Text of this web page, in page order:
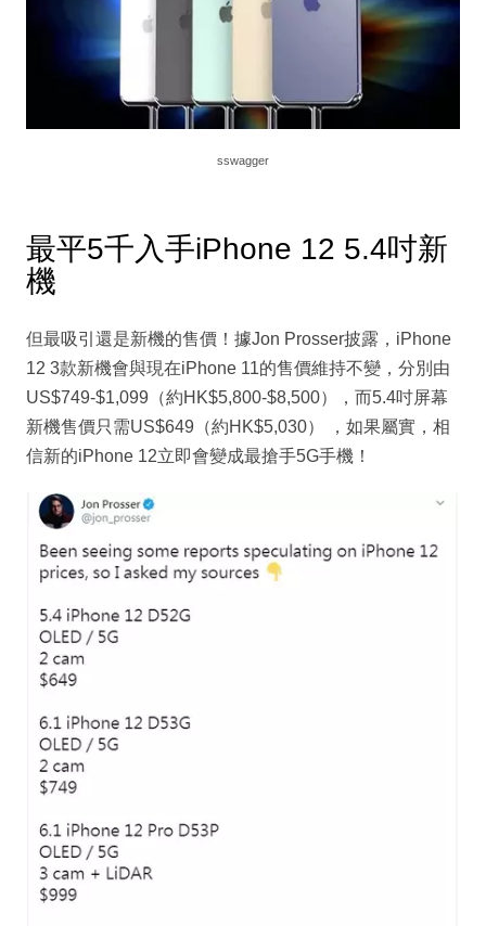
sswagger
最平5千入手iPhone 12 5.4吋新
機
但最吸引還是新機的售價！據Jon Prosser披露，iPhone
12 3款新機會與現在iPhone 11的售價維持不變，分別由
US$749-$1,099（約HK$5,800-$8,500），而5.4吋屏幕
新機售價只需US$649（約HK$5,030） ，如果屬實，相
信新的iPhone 12立即會變成最搶手5G手機！